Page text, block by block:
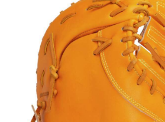
ゴルフ
スイム
バレーボール